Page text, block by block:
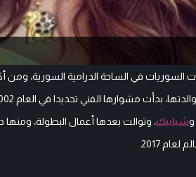
في الساحة الدرامية السورية، ومن
وشبابيك
2017.